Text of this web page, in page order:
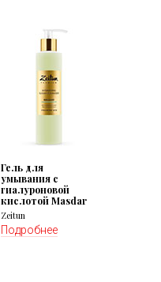
Гель для
умывания с
гиалуроновой
кислотой Masdar
Zeitun
Подробнее